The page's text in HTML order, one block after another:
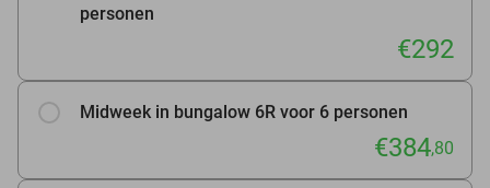
personen
€292
Midweek in bungalow 6R voor 6 personen
€384,80